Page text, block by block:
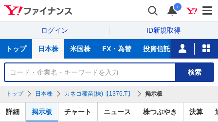
i
ログイン ID新規取得
サ
トップ 日本株 米国株 FX・為替 投資信託 ニュース
銘
検
索
検索
トップ 日本株 カネコ種苗(株)【1376.T】 掲示板
詳細 掲示板 チャート ニュース 株つぶやき 決算